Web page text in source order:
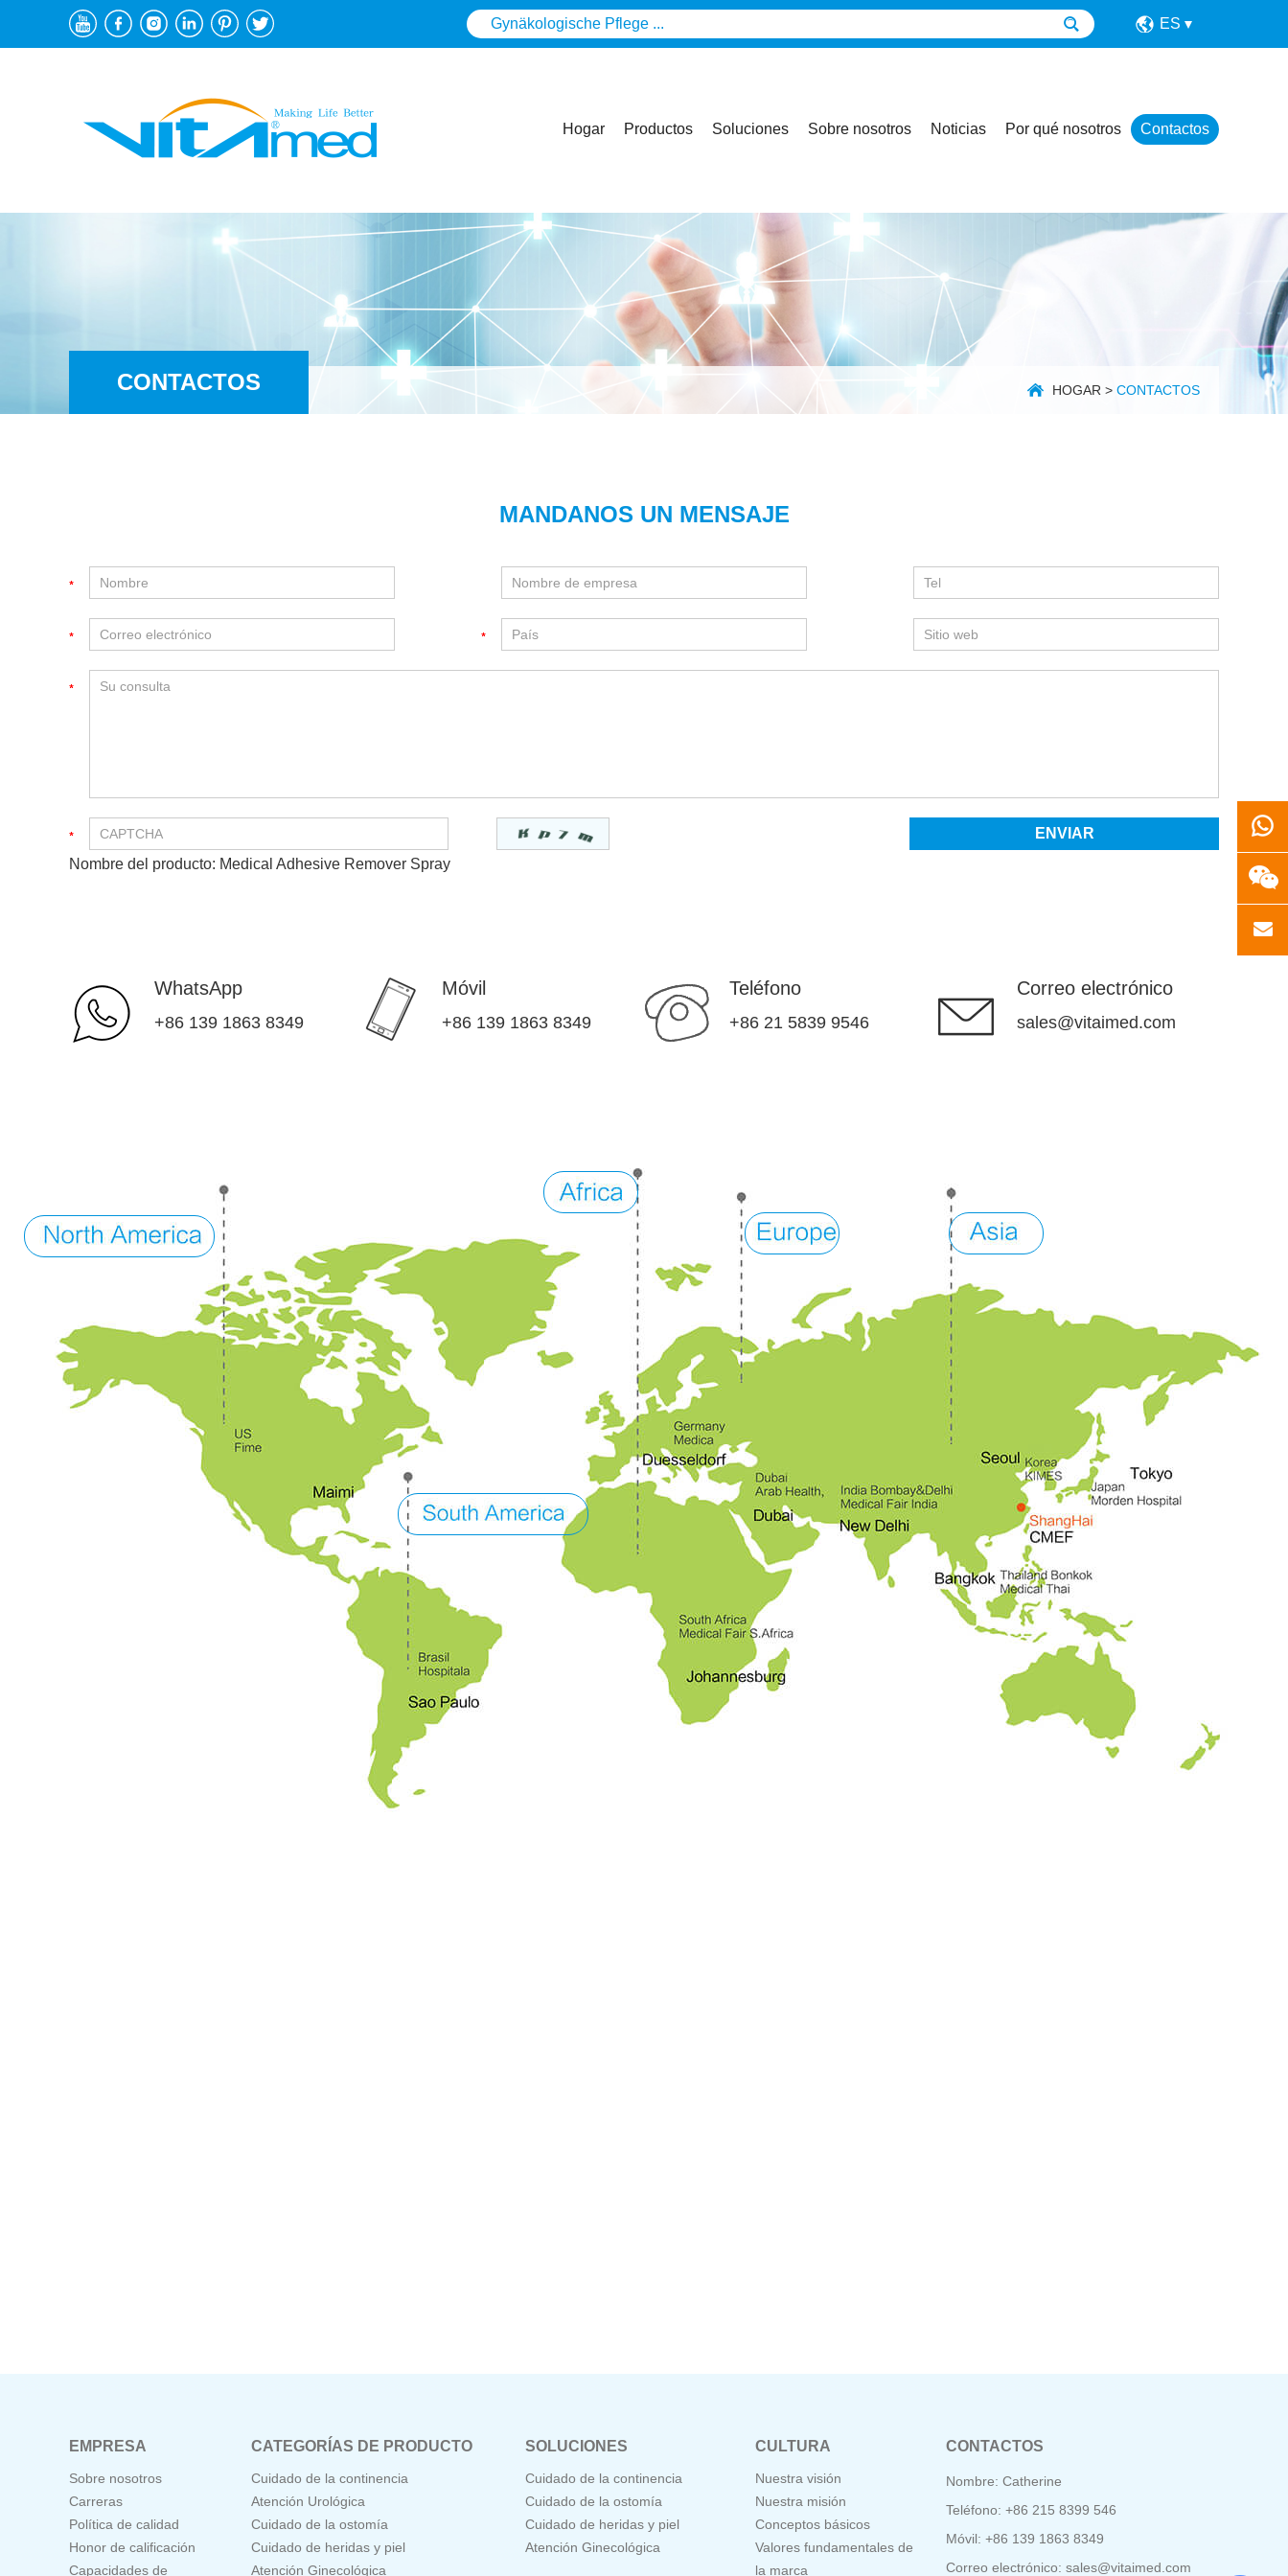
ES
Hogar Productos Soluciones Sobre nosotros Noticias Por qué nosotros Contactos
CONTACTOS HOGAR > CONTACTOS
MANDANOS UN MENSAJE
Nombre del producto: Medical Adhesive Remover Spray
WhatsApp
+86 139 1863 8349
Móvil
+86 139 1863 8349
Teléfono
+86 21 5839 9546
Correo electrónico
sales@vitaimed.com
EMPRESA
Sobre nosotros
Carreras
Política de calidad
Honor de calificación
Capacidades de
CATEGORÍAS DE PRODUCTO
Cuidado de la continencia
Atención Urológica
Cuidado de la ostomía
Cuidado de heridas y piel
Atención Ginecológica
SOLUCIONES
Cuidado de la continencia
Cuidado de la ostomía
Cuidado de heridas y piel
Atención Ginecológica
CULTURA
Nuestra visión
Nuestra misión
Conceptos básicos
Valores fundamentales de
la marca
CONTACTOS
Nombre: Catherine
Teléfono: +86 215 8399 546
Móvil: +86 139 1863 8349
Correo electrónico: sales@vitaimed.com